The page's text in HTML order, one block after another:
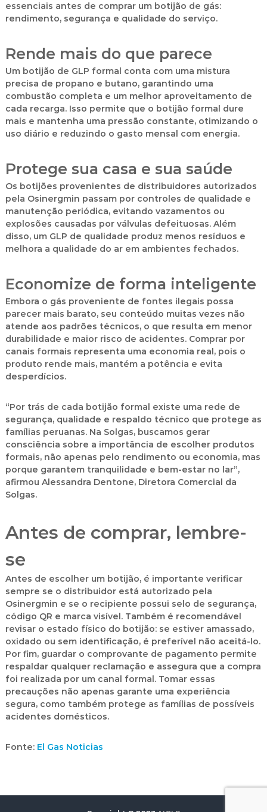
essenciais antes de comprar um botijão de gás:
rendimento, segurança e qualidade do serviço.
Rende mais do que parece
Um botijão de GLP formal conta com uma mistura
precisa de propano e butano, garantindo uma
combustão completa e um melhor aproveitamento de
cada recarga. Isso permite que o botijão formal dure
mais e mantenha uma pressão constante, otimizando o
uso diário e reduzindo o gasto mensal com energia.
Protege sua casa e sua saúde
Os botijões provenientes de distribuidores autorizados
pela Osinergmin passam por controles de qualidade e
manutenção periódica, evitando vazamentos ou
explosões causadas por válvulas defeituosas. Além
disso, um GLP de qualidade produz menos resíduos e
melhora a qualidade do ar em ambientes fechados.
Economize de forma inteligente
Embora o gás proveniente de fontes ilegais possa
parecer mais barato, seu conteúdo muitas vezes não
atende aos padrões técnicos, o que resulta em menor
durabilidade e maior risco de acidentes. Comprar por
canais formais representa uma economia real, pois o
produto rende mais, mantém a potência e evita
desperdícios.
“Por trás de cada botijão formal existe uma rede de
segurança, qualidade e respaldo técnico que protege as
famílias peruanas. Na Solgas, buscamos gerar
consciência sobre a importância de escolher produtos
formais, não apenas pelo rendimento ou economia, mas
porque garantem tranquilidade e bem-estar no lar”,
afirmou Alessandra Dentone, Diretora Comercial da
Solgas.
Antes de comprar, lembre-
se
Antes de escolher um botijão, é importante verificar
sempre se o distribuidor está autorizado pela
Osinergmin e se o recipiente possui selo de segurança,
código QR e marca visível. Também é recomendável
revisar o estado físico do botijão: se estiver amassado,
oxidado ou sem identificação, é preferível não aceitá-lo.
Por fim, guardar o comprovante de pagamento permite
respaldar qualquer reclamação e assegura que a compra
foi realizada por um canal formal. Tomar essas
precauções não apenas garante uma experiência
segura, como também protege as famílias de possíveis
acidentes domésticos.
Fonte: El Gas Noticias